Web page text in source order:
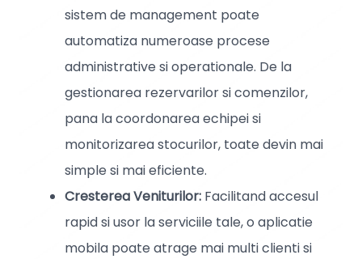
sistem de management poate
automatiza numeroase procese
administrative si operationale. De la
gestionarea rezervarilor si comenzilor,
pana la coordonarea echipei si
monitorizarea stocurilor, toate devin mai
simple si mai eficiente.
Cresterea Veniturilor: Facilitand accesul
rapid si usor la serviciile tale, o aplicatie
mobila poate atrage mai multi clienti si